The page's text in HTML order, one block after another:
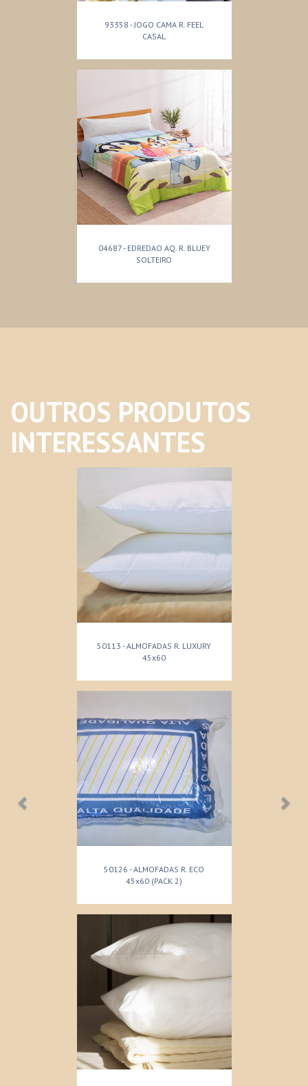
93358 - JOGO CAMA R. FEEL
CASAL
04687 - EDREDAO AQ. R. BLUEY
SOLTEIRO
OUTROS PRODUTOS
INTERESSANTES
50113 - ALMOFADAS R. LUXURY
45x60
50126 - ALMOFADAS R. ECO
45x60 (PACK 2)